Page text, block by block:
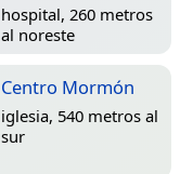
hospital, 260 metros
al noreste
Centro Mormón
iglesia, 540 metros al
sur